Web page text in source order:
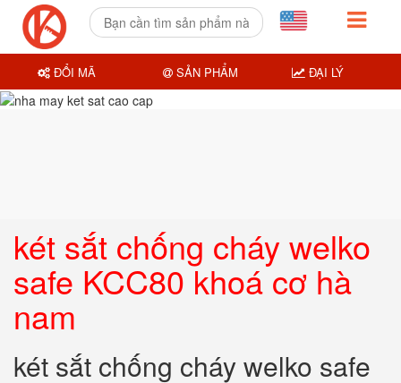
két sắt chống cháy welko
safe KCC80 khoá cơ hà
nam
két sắt chống cháy welko safe
ĐỔI MÃ SẢN PHẨM ĐẠI LÝ